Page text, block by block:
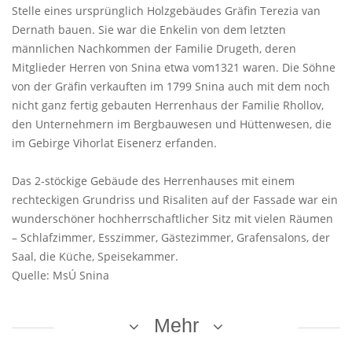
Stelle eines ursprünglich Holzgebäudes Gräfin Terezia van
Dernath bauen. Sie war die Enkelin von dem letzten
männlichen Nachkommen der Familie Drugeth, deren
Mitglieder Herren von Snina etwa vom1321 waren. Die Söhne
von der Gräfin verkauften im 1799 Snina auch mit dem noch
nicht ganz fertig gebauten Herrenhaus der Familie Rhollov,
den Unternehmern im Bergbauwesen und Hüttenwesen, die
im Gebirge Vihorlat Eisenerz erfanden.
Das 2-stöckige Gebäude des Herrenhauses mit einem
rechteckigen Grundriss und Risaliten auf der Fassade war ein
wunderschöner hochherrschaftlicher Sitz mit vielen Räumen
– Schlafzimmer, Esszimmer, Gästezimmer, Grafensalons, der
Saal, die Küche, Speisekammer.
Quelle: MsÚ Snina
Mehr